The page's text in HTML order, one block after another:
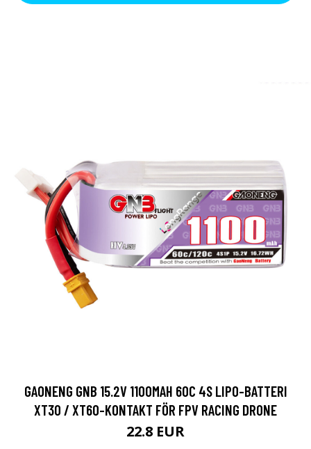
GAONENG GNB 15.2V 1100MAH 60C 4S LIPO-BATTERI
XT30 / XT60-KONTAKT FÖR FPV RACING DRONE
22.8 EUR